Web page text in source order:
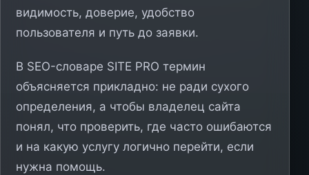
видимость, доверие, удобство
пользователя и путь до заявки.
В SEO-словаре SITE PRO термин
объясняется прикладно: не ради сухого
определения, а чтобы владелец сайта
понял, что проверить, где часто ошибаются
и на какую услугу логично перейти, если
нужна помощь.